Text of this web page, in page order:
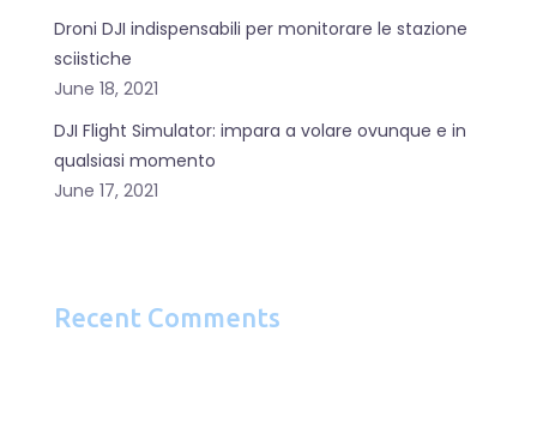
Droni DJI indispensabili per monitorare le stazione
sciistiche
June 18, 2021
DJI Flight Simulator: impara a volare ovunque e in
qualsiasi momento
June 17, 2021
Recent Comments